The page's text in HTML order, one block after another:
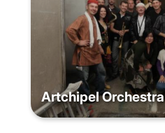
Artchipel Orchestra